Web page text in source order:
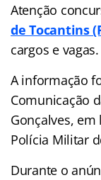
Atenção
de Tocantins
cargos e vagas.
A informação
Comunicação
Gonçalves,
Polícia Militar
Durante o